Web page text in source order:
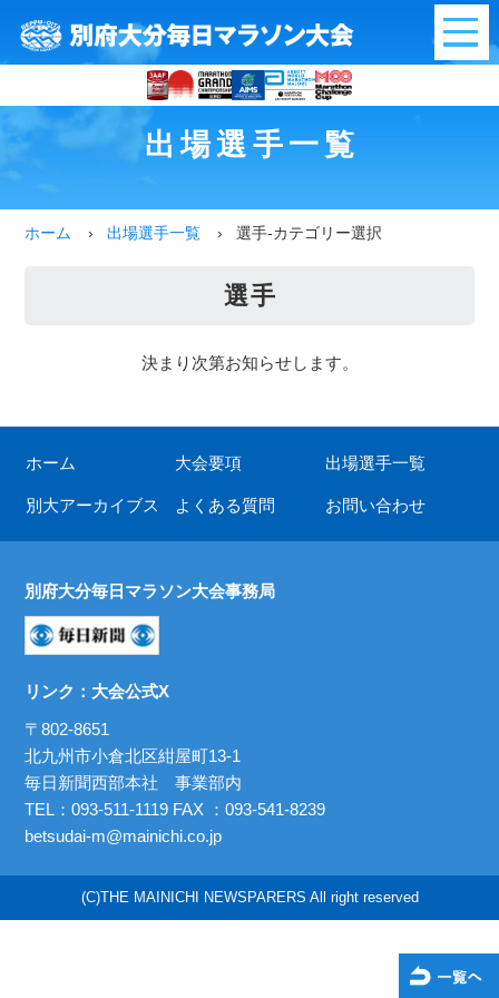
別府大分毎日マラ
出場選手一覧
ホーム 出場選手一覧 選手-カテゴリー選択
選手
決まり次第お知らせします。
ホーム 大会要項 出場選手一覧
別大アーカイブス よくある質問 お問い合わせ
別府大分毎日マラソン大会事務局
リンク： 大会公式X
〒802-8651
北九州市小倉北区紺屋町13-1
毎日新聞西部本社 事業部内
TEL：093-511-1119 FAX ：093-541-8239
betsudai-m@mainichi.co.jp
(C)THE MAINICHI NEWSPARERS All right reserved